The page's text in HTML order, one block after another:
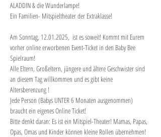
ALADDIN & die Wunderlampe!
Ein Familien- Mitspieltheater der Extraklasse!
Am Sonntag, 12.01.2025, ist es soweit! Kommt mit Eurem
vorher online erworbenen Event-Ticket in den Baby Bee
Spielraum!
Alle Eltern, Großeltern, jüngere und ältere Geschwister sind
an diesem Tag willkommen und es gibt keine
Altersberenzung !
Jede Person (Babys UNTER 6 Monaten ausgenommen)
braucht ein eigenes Online Ticket!
Bitte denkt daran: Es ist ein Mitspiel-Theater! Mamas, Papas,
Opas, Omas und Kinder können kleine Rollen übernehmen!